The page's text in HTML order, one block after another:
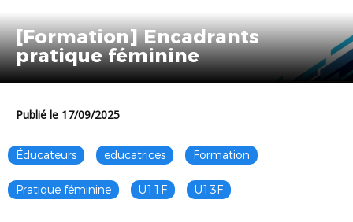
[Formation] Encadrants
pratique féminine
Publié le 17/09/2025
Éducateurs educatrices Formation
Pratique féminine U11F U13F